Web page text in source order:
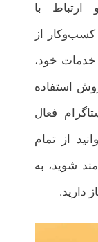
ارتباط با
از
خدمات خود،
استفاده
فعال
از تمام
شوید، به
دارید.